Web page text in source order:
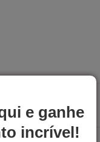
e ganhe
incrível!